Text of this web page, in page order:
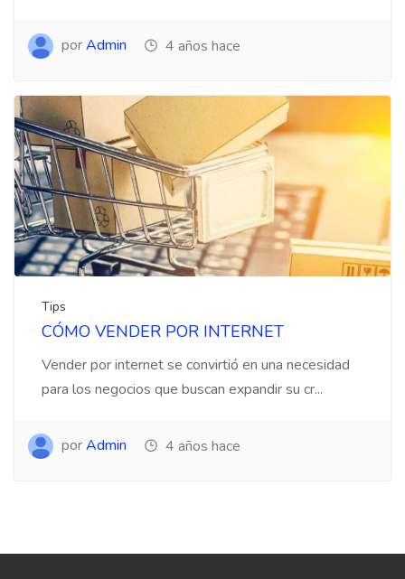
porAdmin 4 años hace
Tips
CÓMO VENDER POR INTERNET
Vender por internet se convirtió en una necesidad
para los negocios que buscan expandir su cr...
porAdmin 4 años hace